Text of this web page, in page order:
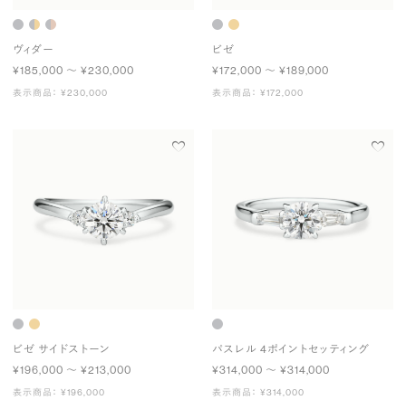
ヴィダー
¥185,000 〜 ¥230,000
表示商品： ¥230,000
ビゼ
¥172,000 〜 ¥189,000
表示商品： ¥172,000
ビゼ サイドストーン
¥196,000 〜 ¥213,000
表示商品： ¥196,000
パスレル 4ポイントセッティング
¥314,000 〜 ¥314,000
表示商品： ¥314,000